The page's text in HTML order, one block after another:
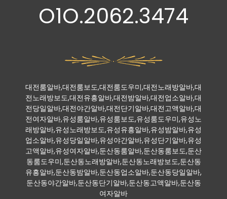
O1O.2062.3474
대전룸알바,대전룸보도,대전룸도우미,대전노래방알바,대
전노래방보도,대전유흥알바,대전밤알바,대전업소알바,대
전당일알바,대전야간알바,대전단기알바,대전고액알바,대
전여자알바,유성룸알바,유성룸보도,유성룸도우미,유성노
래방알바,유성노래방보도,유성유흥알바,유성밤알바,유성
업소알바,유성당일알바,유성야간알바,유성단기알바,유성
고액알바,유성여자알바,둔산동룸알바,둔산동룸보도,둔산
동룸도우미,둔산동노래방알바,둔산동노래방보도,둔산동
유흥알바,둔산동밤알바,둔산동업소알바,둔산동당일알바,
둔산동야간알바,둔산동단기알바,둔산동고액알바,둔산동
여자알바